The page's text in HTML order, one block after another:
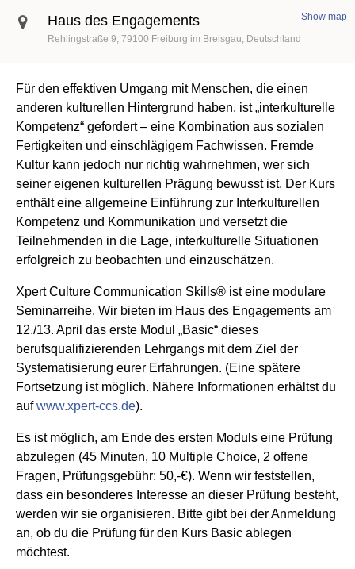
Haus des Engagements
Rehlingstraße 9 79100 Freiburg im Breisgau Deutschland
Show map
Für den effektiven Umgang mit Menschen, die einen
anderen kulturellen Hintergrund haben, ist „interkulturelle
Kompetenz“ gefordert – eine Kombination aus sozialen
Fertigkeiten und einschlägigem Fachwissen. Fremde
Kultur kann jedoch nur richtig wahrnehmen, wer sich
seiner eigenen kulturellen Prägung bewusst ist. Der Kurs
enthält eine allgemeine Einführung zur Interkulturellen
Kompetenz und Kommunikation und versetzt die
Teilnehmenden in die Lage, interkulturelle Situationen
erfolgreich zu beobachten und einzuschätzen.
Xpert Culture Communication Skills® ist eine modulare
Seminarreihe. Wir bieten im Haus des Engagements am
12./13. April das erste Modul „Basic“ dieses
berufsqualifizierenden Lehrgangs mit dem Ziel der
Systematisierung eurer Erfahrungen. (Eine spätere
Fortsetzung ist möglich. Nähere Informationen erhältst du
aufwww.xpert-ccs.de).
Es ist möglich, am Ende des ersten Moduls eine Prüfung
abzulegen (45 Minuten, 10 Multiple Choice, 2 offene
Fragen, Prüfungsgebühr: 50,-€). Wenn wir feststellen,
dass ein besonderes Interesse an dieser Prüfung besteht,
werden wir sie organisieren. Bitte gibt bei der Anmeldung
an, ob du die Prüfung für den Kurs Basic ablegen
möchtest.